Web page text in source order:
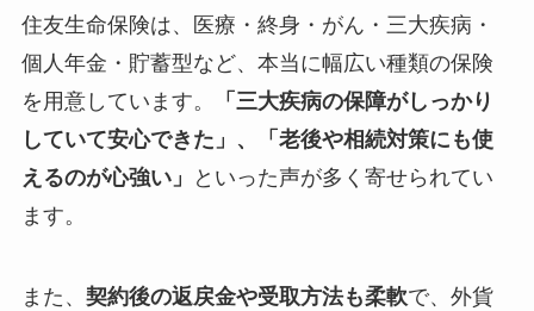
住友生命保険は、医療・終身・がん・三大疾病・
個人年金・貯蓄型など、本当に幅広い種類の保険
を用意しています。
「三大疾病の保障がしっかり
していて安心できた」、「老後や相続対策にも使
えるのが心強い」
といった声が多く寄せられてい
ます。
また、 契約後の返戻金や受取方法も柔軟で、外貨